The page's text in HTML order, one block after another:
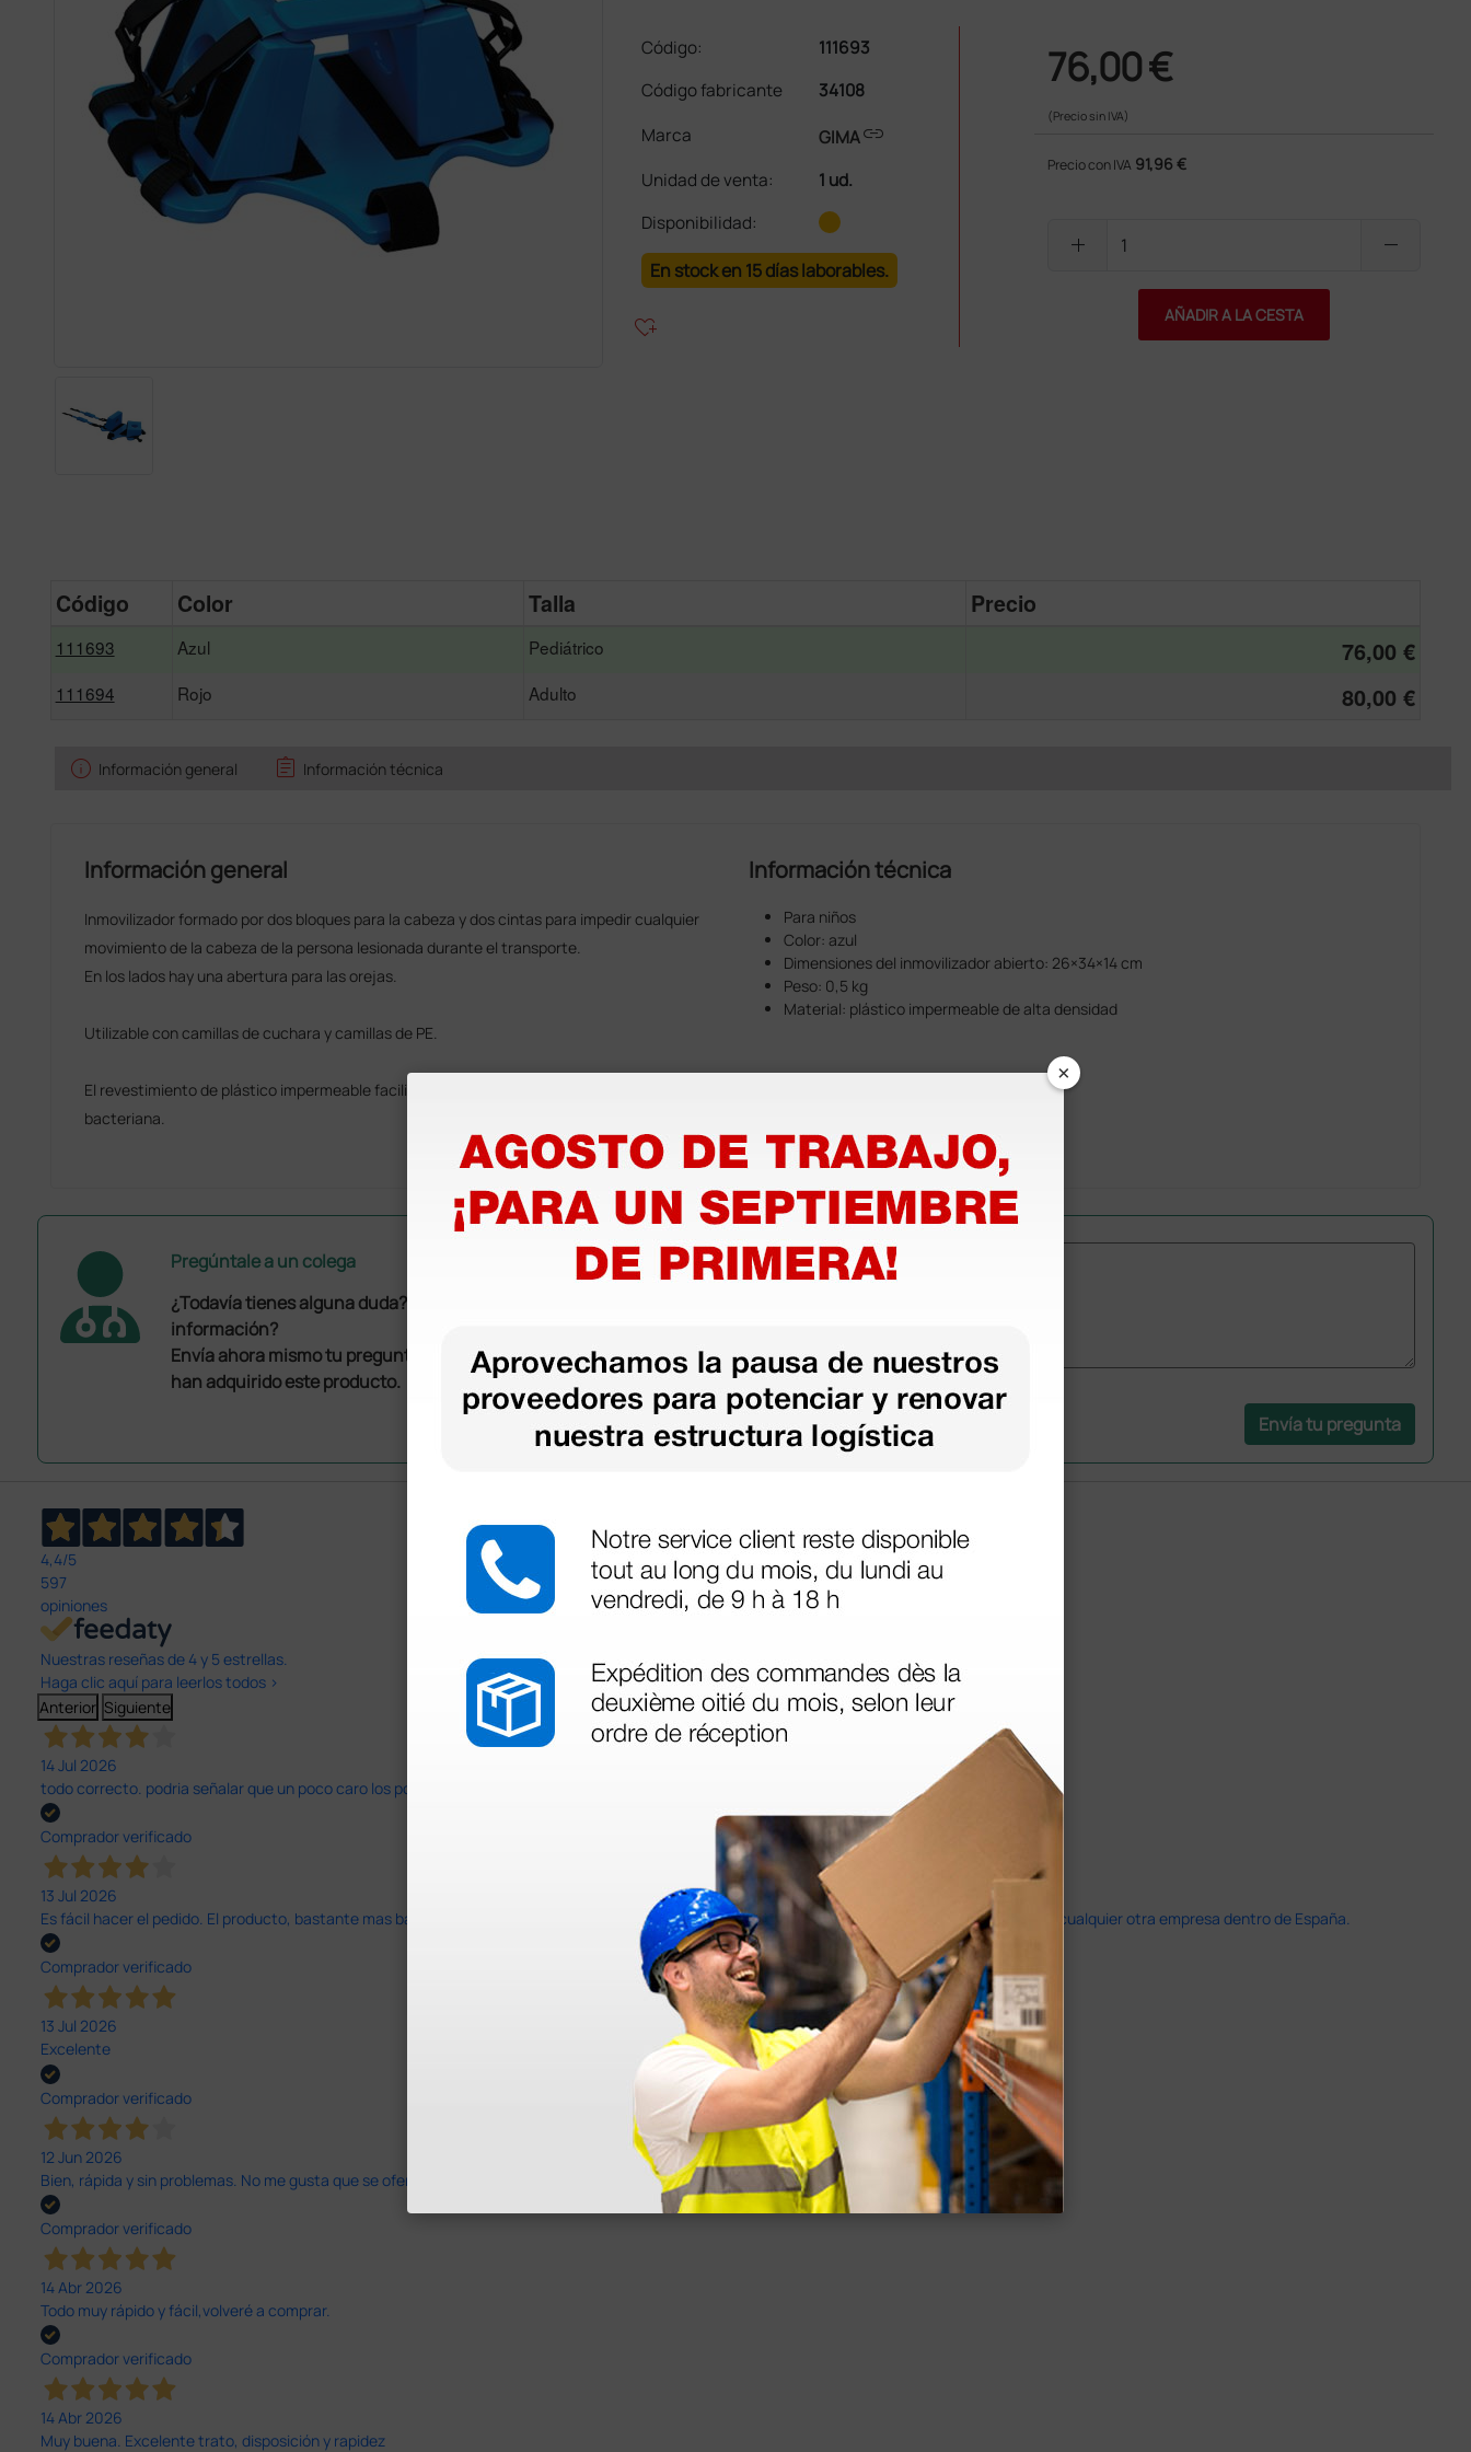
Código:
111693
Código fabricante
34108
Marca
GIMAlink
Unidad de venta:
1 ud.
Disponibilidad:
En stock en 15 días laborables.
heart_plus
76,00 €
(Precio sin IVA)
Precio con IVA 91,96 €
add remove
AÑADIR A LA CESTA
Código Color Talla Precio
111693 Azul Pediátrico 76,00 €
111694 Rojo Adulto 80,00 €
info Información general assignment Información técnica
Información general
Inmovilizador formado por dos bloques para la cabeza y dos cintas para impedir cualquier
movimiento de la cabeza de la persona lesionada durante el transporte.
En los lados hay una abertura para las orejas.
Utilizable con camillas de cuchara y camillas de PE.
El revestimiento de plástico impermeable facilita la limpieza y evita la proliferación
bacteriana.
Información técnica
Para niños
Color: azul
Dimensiones del inmovilizador abierto: 26×34×14 cm
Peso: 0,5 kg
Material: plástico impermeable de alta densidad
Pregúntale a un colega
¿Todavía tienes alguna duda? ¿Necesitas más
información?
Envía ahora mismo tu pregunta a los colegas que ya
han adquirido este producto.
Envía tu pregunta
4,4/5
597
opiniones
Nuestras reseñas de 4 y 5 estrellas.
Haga clic aquí para leerlos todos >
Anterior Siguiente
14 Jul 2026
todo correcto. podria señalar que un poco caro los portes y el plazo de entrega se alarga.
Comprador verificado
13 Jul 2026
Es fácil hacer el pedido. El producto, bastante mas barato que en otras plataformas de material médico. Pero el envío cuesta más del doble que en cualquier otra empresa dentro de España.
Comprador verificado
13 Jul 2026
Excelente
Comprador verificado
12 Jun 2026
Bien, rápida y sin problemas. No me gusta que se oferten productos sin incluir el IVA que luego nos van a cobrar.
Comprador verificado
14 Abr 2026
Todo muy rápido y fácil,volveré a comprar.
Comprador verificado
14 Abr 2026
Muy buena. Excelente trato, disposición y rapidez
×